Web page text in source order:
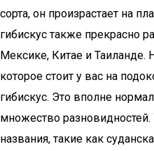
сорта, он произрастает на
гибискус также прекрасно
Мексике, Китае и Таиланде.
которое стоит у вас на
гибискус. Это вполне
множество разновидностей.
названия, такие как